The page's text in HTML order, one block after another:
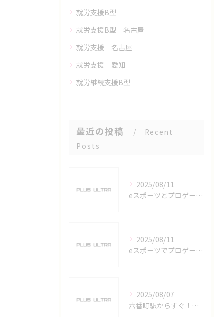
就労支援B型
就労支援B型 名古屋
就労支援 名古屋
就労支援 愛知
就労継続支援B型
最近の投稿
Recent
Posts
2025/08/11
eスポーツとプロゲーマーを六番町駅で目指すための実践ガイド
2025/08/11
eスポーツでプロゲーマーを目指す愛知県名古屋市の最新キャリアガイド
2025/08/07
六番町駅からすぐ！名古屋のeスポーツ施設で快適なプレイ環境を確保